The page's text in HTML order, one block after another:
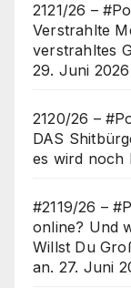
2121/26 –
Verstrahlte
verstrahltes
29. Juni 2026
2120/26 –
DAS
es wird noch
#2119/26 –
online? Und
Willst Du
an. 27. Juni